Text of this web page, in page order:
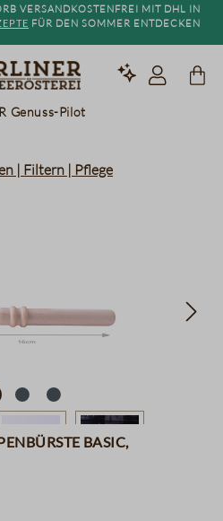
versandkostenfrei mit DHL in
für den Sommer entdecken
Genuss-Pilot
| Filtern | Pflege
Basic,